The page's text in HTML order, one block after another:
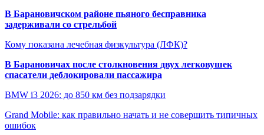
В Барановичском районе пьяного бесправника
задерживали со стрельбой
Кому показана лечебная физкультура (ЛФК)?
В Барановичах после столкновения двух легковушек
спасатели деблокировали пассажира
BMW i3 2026: до 850 км без подзарядки
Grand Mobile: как правильно начать и не совершить типичных
ошибок